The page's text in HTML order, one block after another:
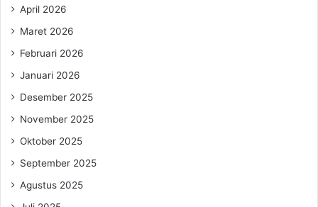
April 2026
Maret 2026
Februari 2026
Januari 2026
Desember 2025
November 2025
Oktober 2025
September 2025
Agustus 2025